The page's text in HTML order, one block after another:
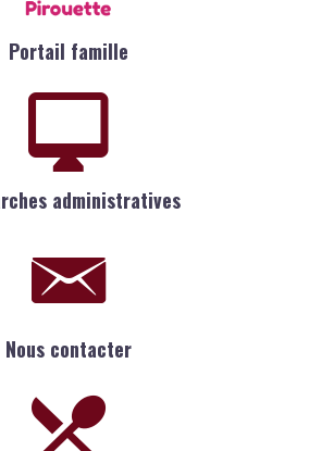
Portail famille
administratives
Nous contacter